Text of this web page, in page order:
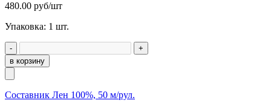
480.00 руб/шт
Упаковка: 1 шт.
-
+
в корзину
Составник Лен 100%, 50 м/рул.